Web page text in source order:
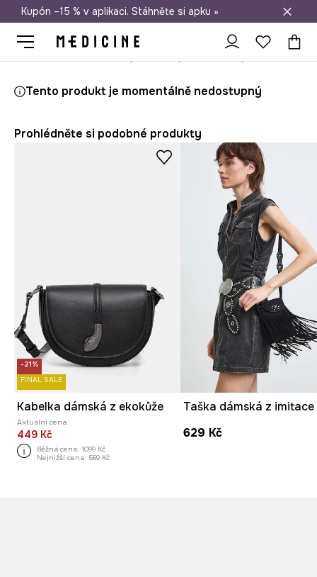
Doprava zdarma při nákupu nad 1 200 Kč
Kupón –15 % v aplikaci. Stáhněte si apku »
Tento produkt je momentálně nedostupný
Prohlédněte si podobné produkty
-21%
FINAL SALE
Kabelka dámská z ekokůže
Aktuální cena:
449 Kč
Běžná cena: 1099 Kč
Nejnižší cena: 569 Kč
629 Kč